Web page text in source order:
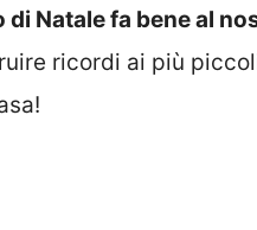
di Natale fa bene al
ricordi ai più